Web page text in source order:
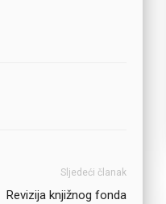
Sljedeći članak
Revizija knjižnog fonda